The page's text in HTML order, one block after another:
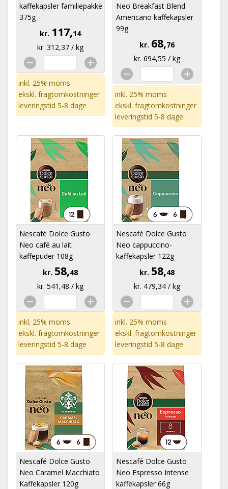
kaffekapsler familiepakke
375g
kr. 117,14
kr. 312,37 / kg
inkl. 25% moms
ekskl. fragtomkostninger
leveringstid 5-8 dage
Neo Breakfast Blend
Americano kaffekapsler
99g
kr. 68,76
kr. 694,55 / kg
inkl. 25% moms
ekskl. fragtomkostninger
leveringstid 5-8 dage
Nescafé Dolce Gusto
Neo café au lait
kaffepuder 108g
kr. 58,48
kr. 541,48 / kg
inkl. 25% moms
ekskl. fragtomkostninger
leveringstid 5-8 dage
Nescafé Dolce Gusto
Neo cappuccino-
kaffekapsler 122g
kr. 58,48
kr. 479,34 / kg
inkl. 25% moms
ekskl. fragtomkostninger
leveringstid 5-8 dage
Nescafé Dolce Gusto
Neo Caramel Macchiato
Kaffekapsler 120g
Nescafé Dolce Gusto
Neo Espresso Intense
kaffekapsler 66g